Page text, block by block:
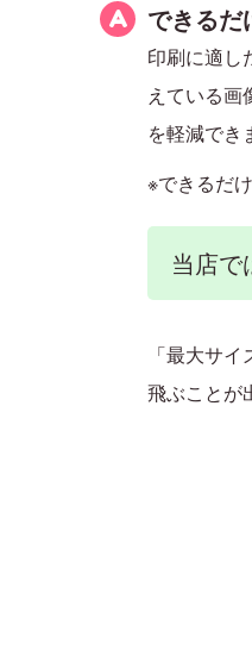
できるだ
印刷に適し
えている
を軽減でき
※できるだ
当店で
「最大サ
飛ぶことが